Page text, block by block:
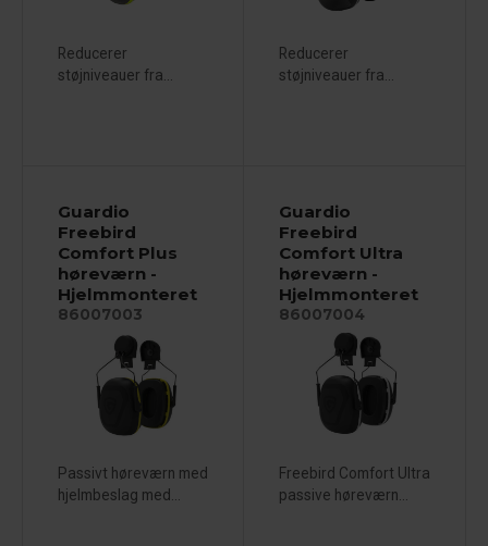
Reducerer
støjniveauer fra...
Reducerer
støjniveauer fra...
Guardio
Freebird
Comfort Plus
høreværn -
Hjelmmonteret
86007003
Passivt høreværn med
hjelmbeslag med...
Guardio
Freebird
Comfort Ultra
høreværn -
Hjelmmonteret
86007004
Freebird Comfort Ultra
passive høreværn...